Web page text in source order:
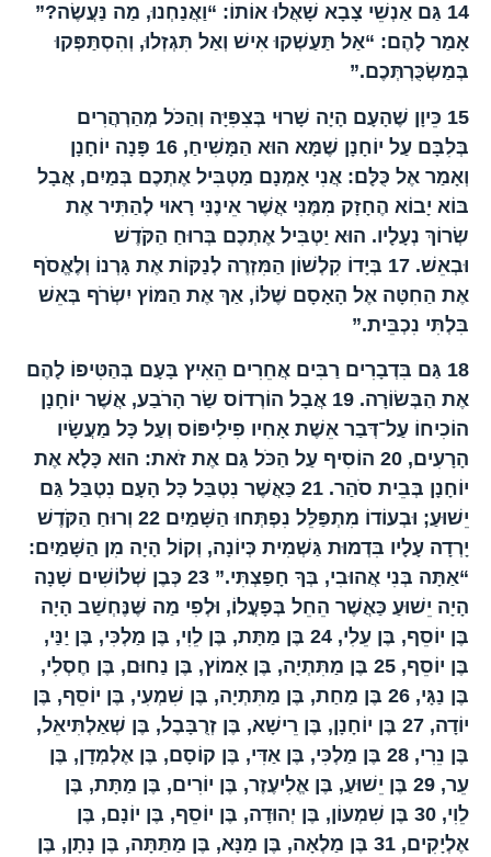
14 גַּם אַנְשֵׁי צָבָא שָׁאֲלוּ אוֹתוֹ: “וַאֲנַחְנוּ, מַה נַּעֲשֶׂה?”
אָמַר לָהֶם: “אַל תַּעַשְׁקוּ אִישׁ וְאַל תִּגְזְלוּ, וְהִסְתַּפְּקוּ
בְּמַשְׂכֻּרְתְּכֶם.”
15 כֵּיוָן שֶׁהָעָם הָיָה שָׁרוּי בְּצִפִּיָּה וְהַכֹּל מְהַרְהֲרִים
בְּלִבָּם עַל יוֹחָנָן שֶׁמָּא הוּא הַמָּשִׁיחַ, 16 פָּנָה יוֹחָנָן
וְאָמַר אֶל כֻּלָּם: אֲנִי אָמְנָם מַטְבִּיל אֶתְכֶם בְּמַיִם, אֲבָל
בּוֹא יָבוֹא הֶחָזָק מִמֶּנִּי אֲשֶׁר אֵינֶנִּי רָאוּי לְהַתִּיר אֶת
שְׂרוֹךְ נְעָלָיו. הוּא יַטְבִּיל אֶתְכֶם בְּרוּחַ הַקֹּדֶשׁ
וּבְאֵשׁ. 17 בְּיָדוֹ קִלְשׁוֹן הַמִּזְרֶה לְנַקּוֹת אֶת גָּרְנוֹ וְלֶאֱסֹף
אֶת הַחִטָּה אֶל הָאָסָם שֶׁלּוֹ, אַךְ אֶת הַמּוֹץ יִשְׂרֹף בְּאֵשׁ
בִּלְתִּי נִכְבֵּית.”
18 גַּם בִּדְבָרִים רַבִּים אֲחֵרִים הֵאִיץ בָּעָם בְּהַטִּיפוֹ לָהֶם
אֶת הַבְּשׂוֹרָה. 19 אֲבָל הוֹרְדוֹס שַׂר הָרֹבַע, אֲשֶׁר יוֹחָנָן
הוֹכִיחוֹ עַל־דְּבַר אֵשֶׁת אָחִיו פִילִיפּוֹס וְעַל כָּל מַעֲשָׂיו
הָרָעִים, 20 הוֹסִיף עַל הַכֹּל גַּם אֶת זֹאת: הוּא כָּלָא אֶת
יוֹחָנָן בְּבֵית סֹהַר. 21 כַּאֲשֶׁר נִטְבַּל כָּל הָעָם נִטְבַּל גַּם
יֵשׁוּעַ; וּבְעוֹדוֹ מִתְפַּלֵּל נִפְתְּחוּ הַשָּׁמַיִם 22 וְרוּחַ הַקֹּדֶשׁ
יָרְדָה עָלָיו בִּדְמוּת גַּשְׁמִית כְּיוֹנָה, וְקוֹל הָיָה מִן הַשָּׁמַיִם:
“אַתָּה בְּנִי אֲהוּבִי, בְּךָ חָפַצְתִּי.” 23 כְּבֶן שְׁלוֹשִׁים שָׁנָה
הָיָה יֵשׁוּעַ כַּאֲשֶׁר הֵחֵל בְּפָעֳלוֹ, וּלְפִי מַה שֶּׁנֶּחְשַׁב הָיָה
בֶּן יוֹסֵף, בֶּן עֵלִי, 24 בֶּן מַתָּת, בֶּן לֵוִי, בֶּן מַלְכִּי, בֶּן יַנַּי,
בֶּן יוֹסֵף, 25 בֶּן מַתִּתְיָה, בֶּן אָמוֹץ, בֶּן נַחוּם, בֶּן חֶסְלִי,
בֶּן נַגָּי, 26 בֶּן מַחַת, בֶּן מַתִּתְיָה, בֶּן שִׁמְעִי, בֶּן יוֹסֵף, בֶּן
יוֹדָה, 27 בֶּן יוֹחָנָן, בֶּן רֵישָׁא, בֶּן זְרֻבָּבֶל, בֶּן שְׁאַלְתִּיאֵל,
בֶּן נֵרִי, 28 בֶּן מַלְכִּי, בֶּן אַדִּי, בֶּן קוֹסָם, בֶּן אֶלְמְדָן, בֶּן
עֵר, 29 בֶּן יֵשׁוּעַ, בֶּן אֱלִיעֶזֶר, בֶּן יוֹרִים, בֶּן מַתָּת, בֶּן
לֵוִי, 30 בֶּן שִׁמְעוֹן, בֶּן יְהוּדָה, בֶּן יוֹסֵף, בֶּן יוֹנָם, בֶּן
אֶלְיָקִים, 31 בֶּן מַלְאָה, בֶּן מַנָּא, בֶּן מַתַּתָּה, בֶּן נָתָן, בֶּן